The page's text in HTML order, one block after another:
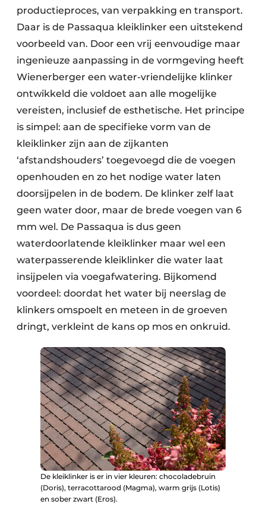
productieproces, van verpakking en transport.
Daar is de Passaqua kleiklinker een uitstekend
voorbeeld van. Door een vrij eenvoudige maar
ingenieuze aanpassing in de vormgeving heeft
Wienerberger een water-vriendelijke klinker
ontwikkeld die voldoet aan alle mogelijke
vereisten, inclusief de esthetische. Het principe
is simpel: aan de specifieke vorm van de
kleiklinker zijn aan de zijkanten
‘afstandshouders’ toegevoegd die de voegen
openhouden en zo het nodige water laten
doorsijpelen in de bodem. De klinker zelf laat
geen water door, maar de brede voegen van 6
mm wel. De Passaqua is dus geen
waterdoorlatende kleiklinker maar wel een
waterpasserende kleiklinker die water laat
insijpelen via voegafwatering. Bijkomend
voordeel: doordat het water bij neerslag de
klinkers omspoelt en meteen in de groeven
dringt, verkleint de kans op mos en onkruid.
De kleiklinker is er in vier kleuren: chocoladebruin
(Doris), terracottarood (Magma), warm grijs (Lotis)
en sober zwart (Eros).